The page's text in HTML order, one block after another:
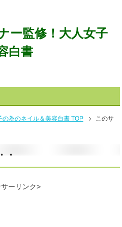
ー監修！大人女子
白書
為のネイル＆美容白書 TOP
このサ
・
ーリンク>